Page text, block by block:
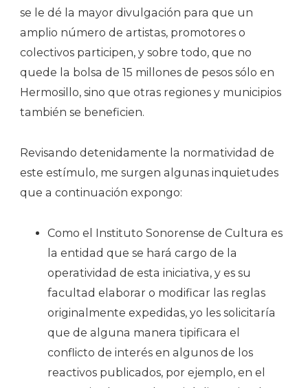
se le dé la mayor divulgación para que un
amplio número de artistas, promotores o
colectivos participen, y sobre todo, que no
quede la bolsa de 15 millones de pesos sólo en
Hermosillo, sino que otras regiones y municipios
también se beneficien.
Revisando detenidamente la normatividad de
este estímulo, me surgen algunas inquietudes
que a continuación expongo:
Como el Instituto Sonorense de Cultura es
la entidad que se hará cargo de la
operatividad de esta iniciativa, y es su
facultad elaborar o modificar las reglas
originalmente expedidas, yo les solicitaría
que de alguna manera tipificara el
conflicto de interés en algunos de los
reactivos publicados, por ejemplo, en el